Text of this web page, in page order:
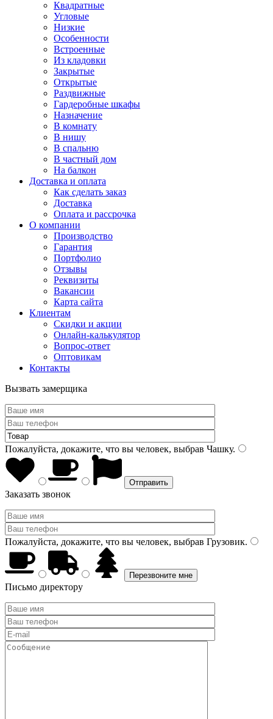
Квадратные
Угловые
Низкие
Особенности
Встроенные
Из кладовки
Закрытые
Открытые
Раздвижные
Гардеробные шкафы
Назначение
В комнату
В нишу
В спальню
В частный дом
На балкон
Доставка и оплата
Как сделать заказ
Доставка
Оплата и рассрочка
О компании
Производство
Гарантия
Портфолио
Отзывы
Реквизиты
Вакансии
Карта сайта
Клиентам
Скидки и акции
Онлайн-калькулятор
Вопрос-ответ
Оптовикам
Контакты
Вызвать замерщика
Пожалуйста, докажите, что вы человек, выбрав Чашку.
Заказать звонок
Пожалуйста, докажите, что вы человек, выбрав Грузовик.
Письмо директору